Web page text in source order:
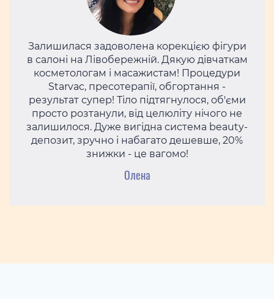
Залишилася задоволена корекцією фігури
в салоні на Лівобережній. Дякую дівчаткам
косметологам і масажистам! Процедури
Starvac, пресотерапії, обгортання -
результат супер! Тіло підтягнулося, об'єми
просто розтанули, від целюліту нічого не
залишилося. Дуже вигідна система beauty-
депозит, зручно і набагато дешевше, 20%
знижки - це вагомо!
Олена